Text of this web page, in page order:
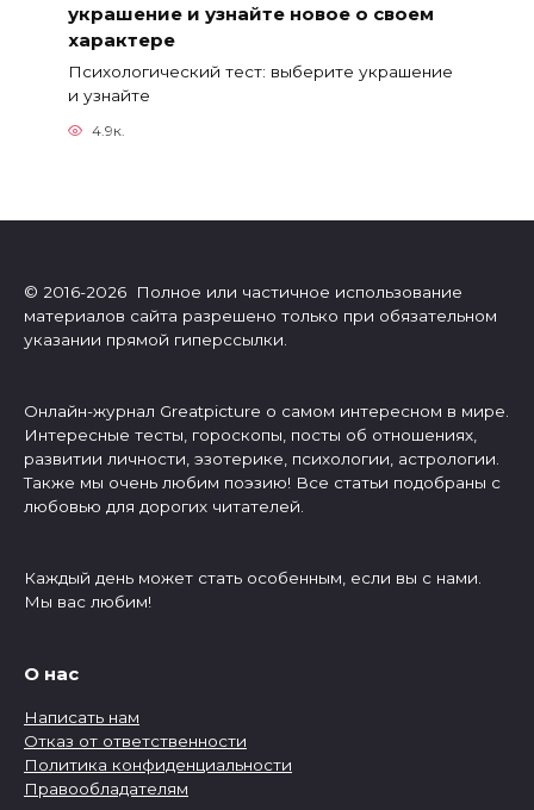
украшение и узнайте новое о своем
характере
Психологический тест: выберите украшение
и узнайте
4.9к.
© 2016-2026 Полное или частичное использование
материалов сайта разрешено только при обязательном
указании прямой гиперссылки.
Онлайн-журнал Greatpicture о самом интересном в мире.
Интересные тесты, гороскопы, посты об отношениях,
развитии личности, эзотерике, психологии, астрологии.
Также мы очень любим поэзию! Все статьи подобраны с
любовью для дорогих читателей.
Каждый день может стать особенным, если вы с нами.
Мы вас любим!
О нас
Написать нам
Отказ от ответственности
Политика конфиденциальности
Правообладателям